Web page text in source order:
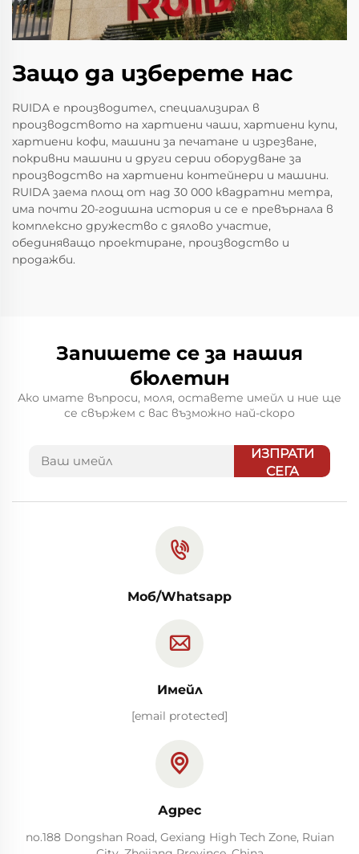
Защо да изберете нас
RUIDA е производител, специализирал в
производството на хартиени чаши, хартиени купи,
хартиени кофи, машини за печатане и изрезване,
покривни машини и други серии оборудване за
производство на хартиени контейнери и машини.
RUIDA заема площ от над 30 000 квадратни метра,
има почти 20-годишна история и се е превърнала в
комплексно дружество с дялово участие,
обединяващо проектиране, производство и
продажби.
Запишете се за нашия
бюлетин
Ако имате въпроси, моля, оставете имейл и ние ще
се свържем с вас възможно най-скоро
ИЗПРАТИ
СЕГА
Моб/Whatsapp
Имейл
[email protected]
Адрес
no.188 Dongshan Road, Gexiang High Tech Zone, Ruian